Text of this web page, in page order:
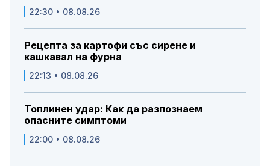
22:30 • 08.08.26
Рецепта за картофи със сирене и
кашкавал на фурна
22:13 • 08.08.26
Топлинен удар: Как да разпознаем
опасните симптоми
22:00 • 08.08.26